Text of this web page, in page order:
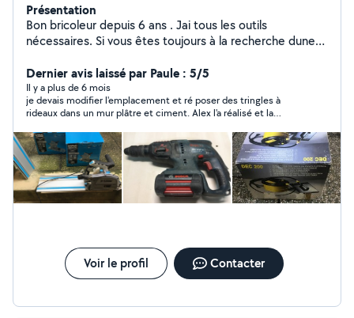
Présentation
Bon bricoleur depuis 6 ans . Jai tous les outils
nécessaires. Si vous êtes toujours à la recherche dune
travaille proprement et soigneusement.
Dernier avis laissé par Paule : 5/5
Il y a plus de 6 mois
je devais modifier l'emplacement et ré poser des tringles à
rideaux dans un mur plâtre et ciment. Alex l'a réalisé et la
Voir le profil Contacter